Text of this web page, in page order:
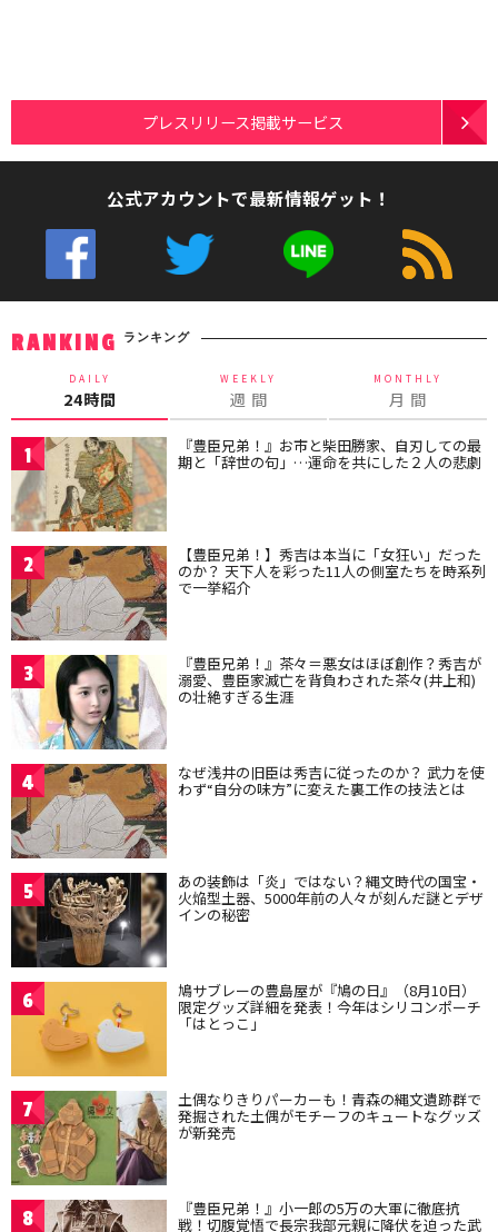
プレスリリース掲載サービス
公式アカウントで最新情報ゲット！
RANKING ランキング
DAILY
24時間
WEEKLY
週 間
MONTHLY
月 間
1 『豊臣兄弟！』お市と柴田勝家、自刃しての最
期と「辞世の句」…運命を共にした２人の悲劇
2 【豊臣兄弟！】秀吉は本当に「女狂い」だった
のか？ 天下人を彩った11人の側室たちを時系列
で一挙紹介
3 『豊臣兄弟！』茶々＝悪女はほぼ創作？秀吉が
溺愛、豊臣家滅亡を背負わされた茶々(井上和)
の壮絶すぎる生涯
4 なぜ浅井の旧臣は秀吉に従ったのか？ 武力を使
わず“自分の味方”に変えた裏工作の技法とは
5 あの装飾は「炎」ではない？縄文時代の国宝・
火焔型土器、5000年前の人々が刻んだ謎とデザ
インの秘密
6 鳩サブレーの豊島屋が『鳩の日』（8月10日）
限定グッズ詳細を発表！今年はシリコンポーチ
「はとっこ」
7 土偶なりきりパーカーも！青森の縄文遺跡群で
発掘された土偶がモチーフのキュートなグッズ
が新発売
8 『豊臣兄弟！』小一郎の5万の大軍に徹底抗
戦！切腹覚悟で長宗我部元親に降伏を迫った武